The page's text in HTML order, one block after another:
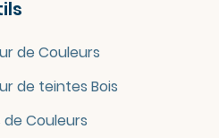
de Couleurs
de teintes Bois
Couleurs